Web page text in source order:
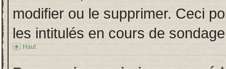
modifier ou le supprimer. Ceci
les intitulés en cours de
Haut